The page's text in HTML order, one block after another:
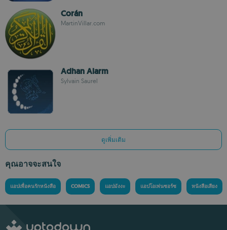
Corán
MartinVillar.com
Adhan Alarm
Sylvain Saurel
ดูเพิ่มเติม
คุณอาจจะสนใจ
แอปเพื่อคนรักหนังสือ COMICS แอปมังงะ แอปโอเพ่นซอร์ซ หนังสือเสียง